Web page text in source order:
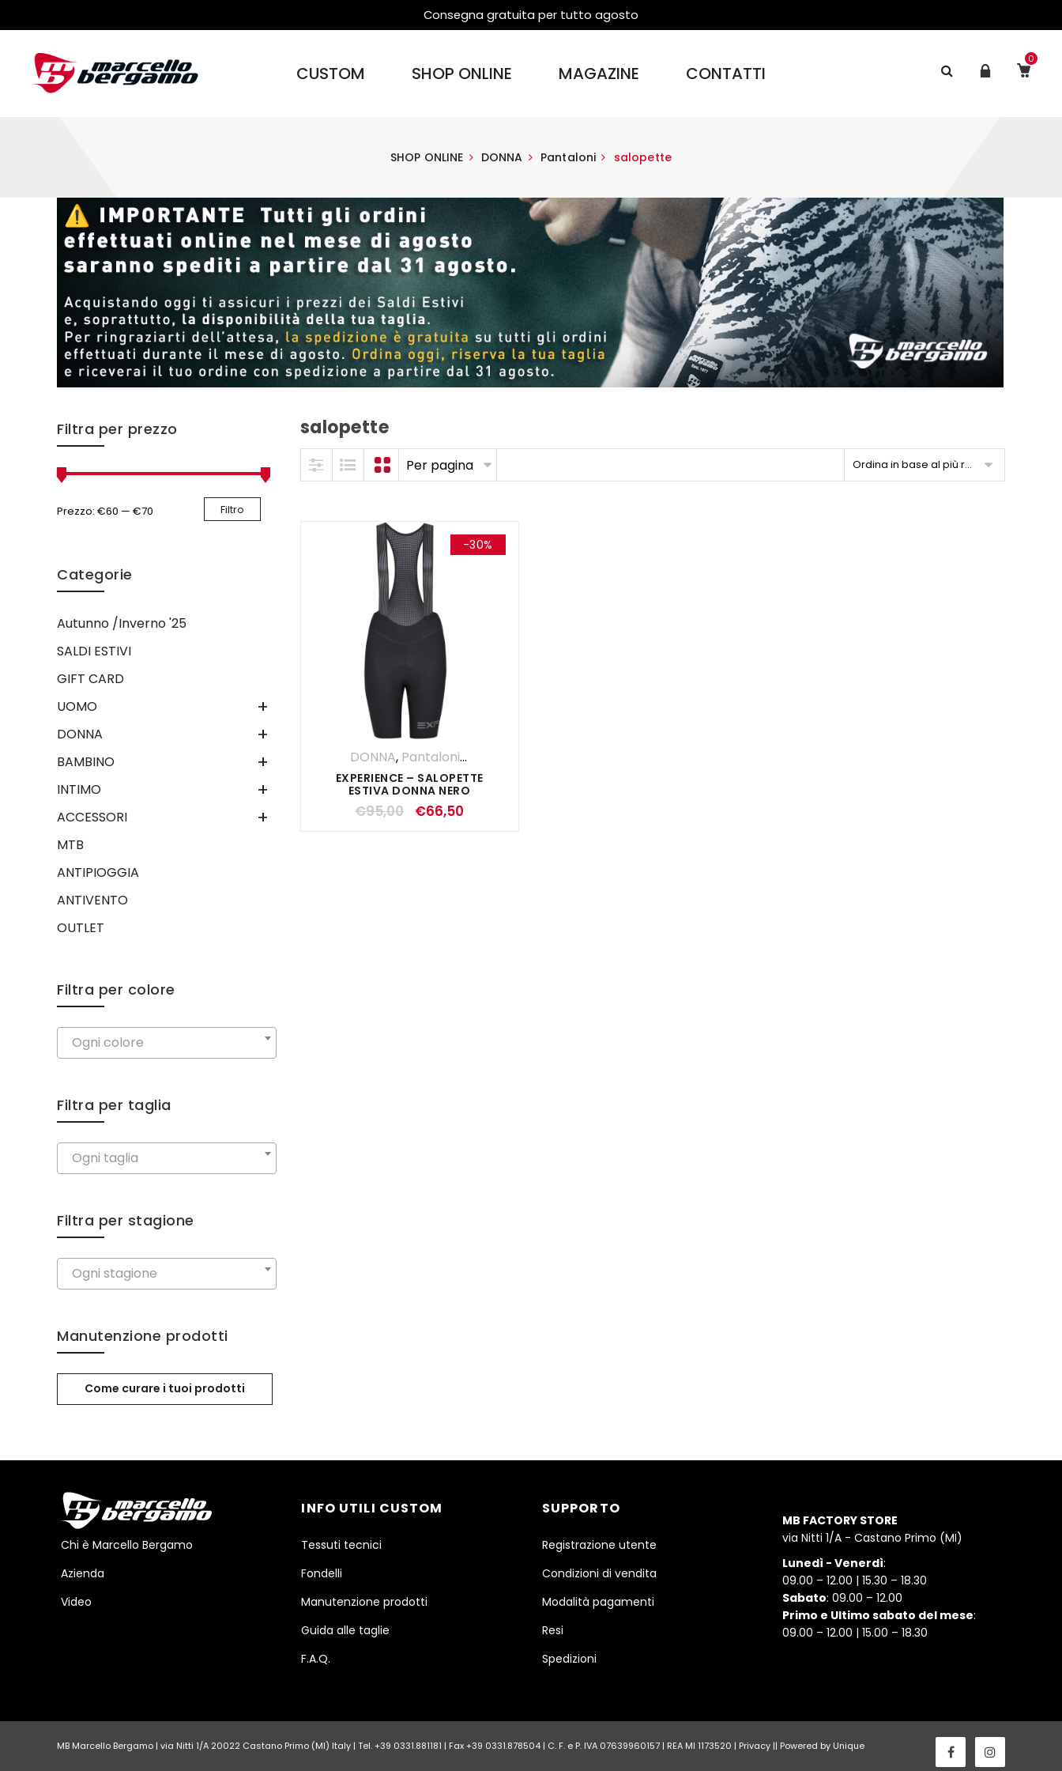
Consegna gratuita per tutto agosto
CUSTOM SHOP ONLINE MAGAZINE CONTATTI
0
SHOP ONLINE DONNA Pantaloni salopette
Skip to content salopette
Per pagina Ordina in base al più recente
-30%
DONNA, Pantaloni,SALDI ESTIVI
EXPERIENCE – SALOPETTE
ESTIVA DONNA NERO
€95,00 €66,50
Filtra per prezzo
Filtro
Prezzo: €60 — €70
Categorie
Autunno /Inverno '25
SALDI ESTIVI
GIFT CARD
+
UOMO
+
DONNA
+
BAMBINO
+
INTIMO
+
ACCESSORI
MTB
ANTIPIOGGIA
ANTIVENTO
OUTLET
Filtra per colore
Ogni colore
Filtra per taglia
Ogni taglia
Filtra per stagione
Ogni stagione
Manutenzione prodotti
Come curare i tuoi prodotti
Chi è Marcello Bergamo
Azienda
Video
INFO UTILI CUSTOM
Tessuti tecnici
Fondelli
Manutenzione prodotti
Guida alle taglie
F.A.Q.
SUPPORTO
Registrazione utente
Condizioni di vendita
Modalità pagamenti
Resi
Spedizioni
MB FACTORY STORE
via Nitti 1/A - Castano Primo (MI)
Lunedì - Venerdì:
09.00 – 12.00 | 15.30 – 18.30
Sabato: 09.00 – 12.00
Primo e Ultimo sabato del mese:
09.00 – 12.00 | 15.00 – 18.30
MB Marcello Bergamo | via Nitti 1/A 20022 Castano Primo (MI) Italy | Tel. +39 0331.881181 | Fax +39 0331.878504 | C. F. e P. IVA 07639960157 | REA MI 1173520 | Privacy || Powered by Unique